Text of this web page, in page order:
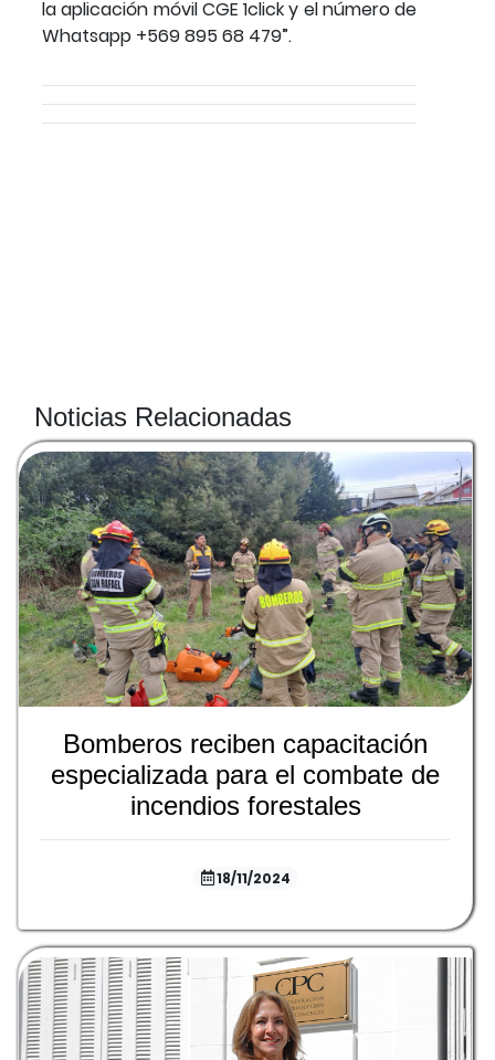
la aplicación móvil CGE 1click y el número de
Whatsapp +569 895 68 479”.
Noticias Relacionadas
Bomberos reciben capacitación
especializada para el combate de
incendios forestales
18/11/2024